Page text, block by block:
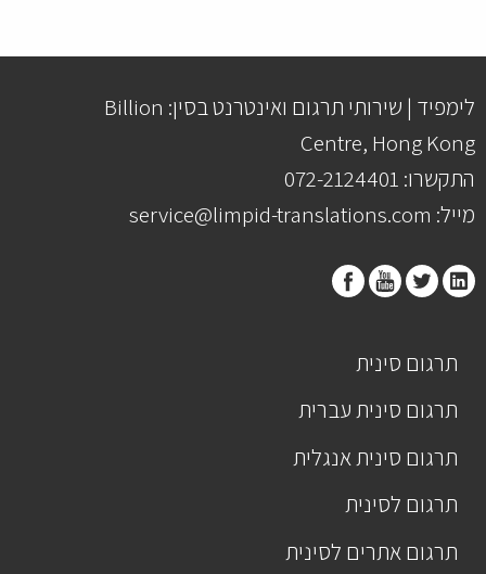
לימפיד | שירותי תרגום ואינטרנט בסין: Billion
Centre, Hong Kong
התקשרו: 072-2124401
מייל: service@limpid-translations.com
תרגום סינית
תרגום סינית עברית
תרגום סינית אנגלית
תרגום לסינית
תרגום אתרים לסינית